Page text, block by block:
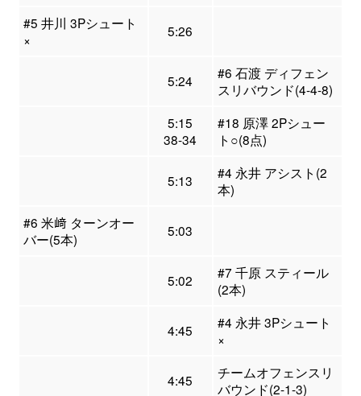
#5 井川 3Pシュート
×
5:26
5:24
#6 石渡 ディフェン
スリバウンド(4-4-8)
5:15
38-34
#18 原澤 2Pシュー
ト○(8点)
5:13
#4 永井 アシスト(2
本)
#6 米﨑 ターンオー
バー(5本)
5:03
5:02
#7 千原 スティール
(2本)
4:45
#4 永井 3Pシュート
×
4:45
チームオフェンスリ
バウンド(2-1-3)